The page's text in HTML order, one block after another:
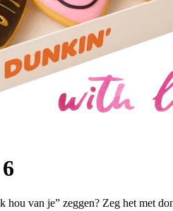
hou van je” zeggen? Zeg het met